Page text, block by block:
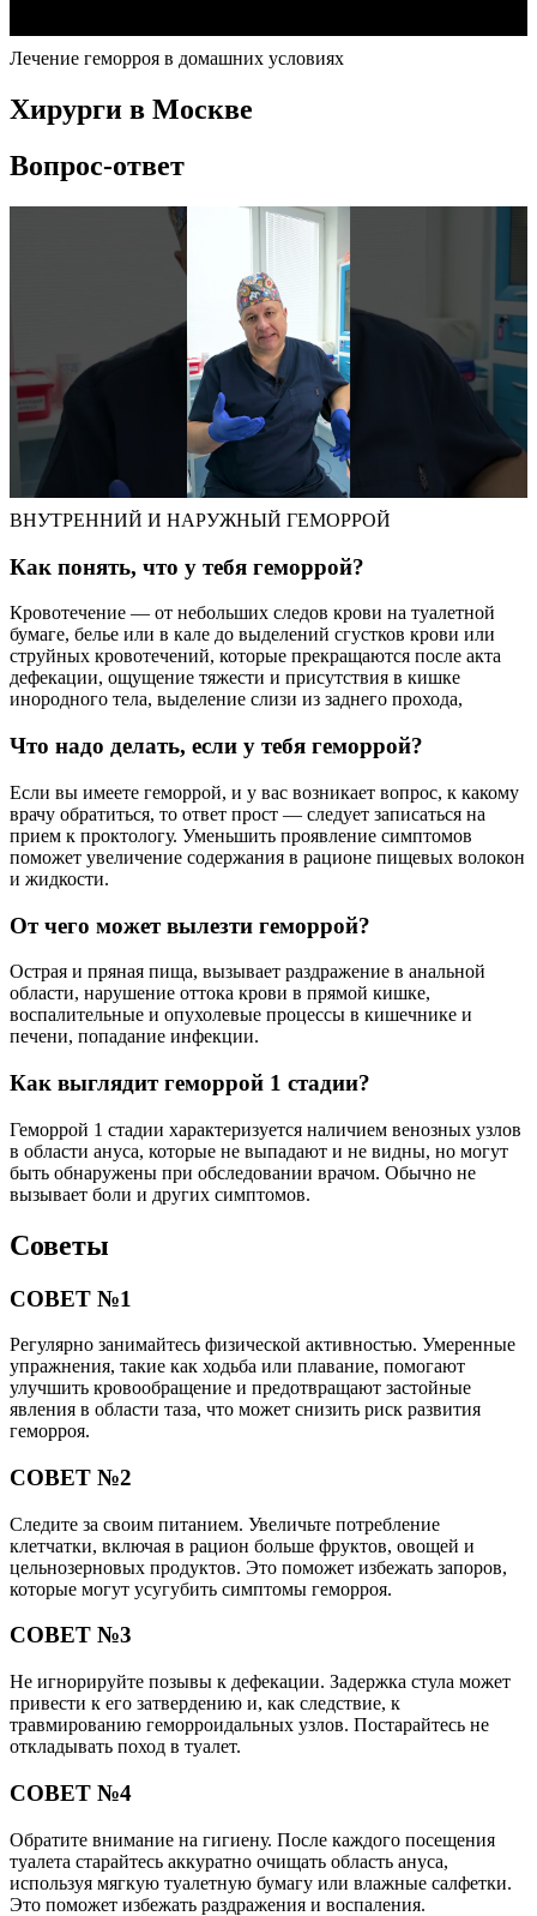
Лечение геморроя в домашних условиях
Хирурги в Москве
Вопрос-ответ
ВНУТРЕННИЙ И НАРУЖНЫЙ ГЕМОРРОЙ
Как понять, что у тебя геморрой?
Кровотечение — от небольших следов крови на туалетной
бумаге, белье или в кале до выделений сгустков крови или
струйных кровотечений, которые прекращаются после акта
дефекации, ощущение тяжести и присутствия в кишке
инородного тела, выделение слизи из заднего прохода,
Что надо делать, если у тебя геморрой?
Если вы имеете геморрой, и у вас возникает вопрос, к какому
врачу обратиться, то ответ прост — следует записаться на
прием к проктологу. Уменьшить проявление симптомов
поможет увеличение содержания в рационе пищевых волокон
и жидкости.
От чего может вылезти геморрой?
Острая и пряная пища, вызывает раздражение в анальной
области, нарушение оттока крови в прямой кишке,
воспалительные и опухолевые процессы в кишечнике и
печени, попадание инфекции.
Как выглядит геморрой 1 стадии?
Геморрой 1 стадии характеризуется наличием венозных узлов
в области ануса, которые не выпадают и не видны, но могут
быть обнаружены при обследовании врачом. Обычно не
вызывает боли и других симптомов.
Советы
СОВЕТ №1
Регулярно занимайтесь физической активностью. Умеренные
упражнения, такие как ходьба или плавание, помогают
улучшить кровообращение и предотвращают застойные
явления в области таза, что может снизить риск развития
геморроя.
СОВЕТ №2
Следите за своим питанием. Увеличьте потребление
клетчатки, включая в рацион больше фруктов, овощей и
цельнозерновых продуктов. Это поможет избежать запоров,
которые могут усугубить симптомы геморроя.
СОВЕТ №3
Не игнорируйте позывы к дефекации. Задержка стула может
привести к его затвердению и, как следствие, к
травмированию геморроидальных узлов. Постарайтесь не
откладывать поход в туалет.
СОВЕТ №4
Обратите внимание на гигиену. После каждого посещения
туалета старайтесь аккуратно очищать область ануса,
используя мягкую туалетную бумагу или влажные салфетки.
Это поможет избежать раздражения и воспаления.